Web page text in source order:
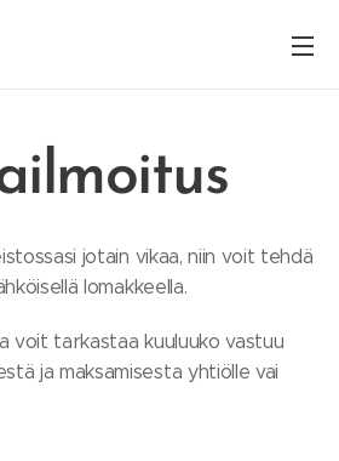
jotain vikaa, niin voit tehdä
lomakkeella.
voit tarkastaa kuuluuko vastuu
ja maksamisesta yhtiölle vai